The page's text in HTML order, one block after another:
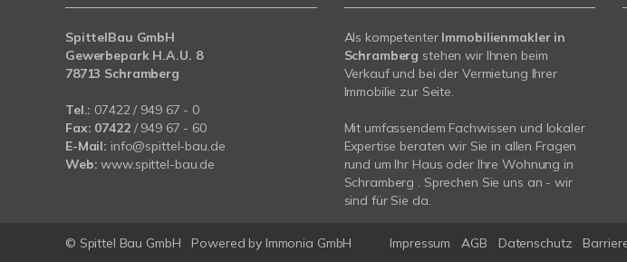
SpittelBau GmbH
Gewerbepark H.A.U. 8
78713 Schramberg
Tel.: 07422 / 949 67 - 0
Fax: 07422/ 949 67 - 60
E-Mail: info@spittel-bau.de
Web: www.spittel-bau.de
Als kompetenter Immobilienmakler in
Schramberg stehen wir Ihnen beim
Verkauf und bei der Vermietung Ihrer
Immobilie zur Seite.
Mit umfassendem Fachwissen und lokaler
Expertise beraten wir Sie in allen Fragen
rund um Ihr Haus oder Ihre Wohnung in
Schramberg . Sprechen Sie uns an - wir
sind für Sie da.
© Spittel Bau GmbH Powered by Immonia GmbH Impressum AGB Datenschutz